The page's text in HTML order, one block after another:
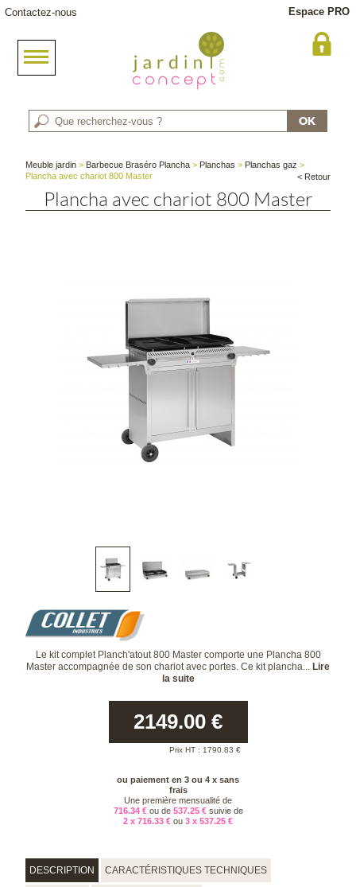
Contactez-nous Espace PRO
Meuble jardin > Barbecue Braséro Plancha > Planchas > Planchas gaz >
Plancha avec chariot 800 Master
< Retour
Plancha avec chariot 800 Master
Le kit complet Planch'atout 800 Master comporte une Plancha 800
Master accompagnée de son chariot avec portes. Ce kit plancha... Lire
la suite
2149.00 €
Prix HT : 1790.83 €
ou paiement en 3 ou 4 x sans
frais
Une première mensualité de
716.34 € ou de 537.25 € suivie de
2 x 716.33 € ou 3 x 537.25 €
DESCRIPTION CARACTÉRISTIQUES TECHNIQUES